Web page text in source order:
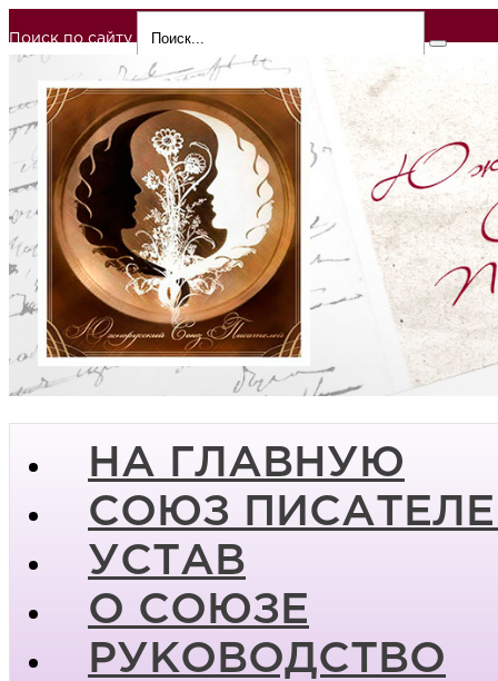
Поиск по сайту
НА ГЛАВНУЮ
СОЮЗ
УСТАВ
О СОЮЗЕ
РУКОВОДСТВО